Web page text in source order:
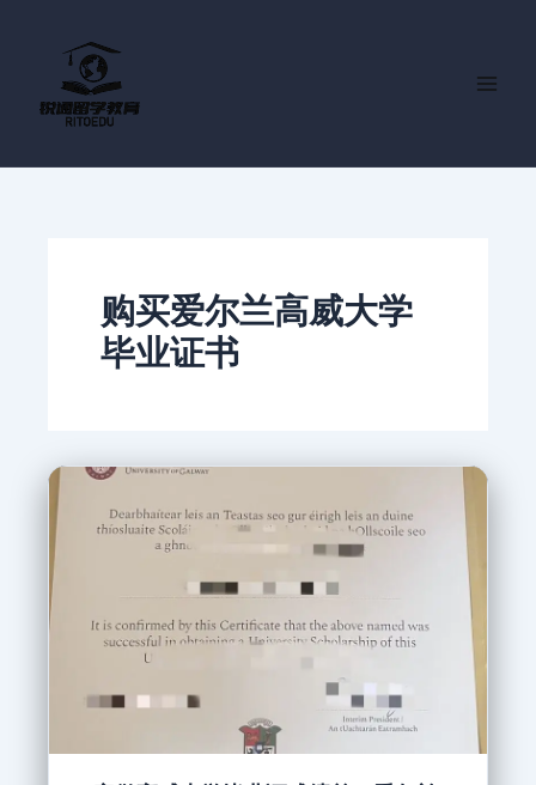
购买爱尔兰高威大学
毕业证书